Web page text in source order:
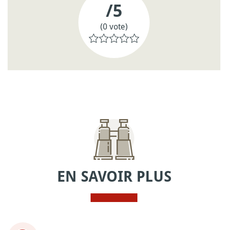
/5
(0 vote)
EN SAVOIR PLUS